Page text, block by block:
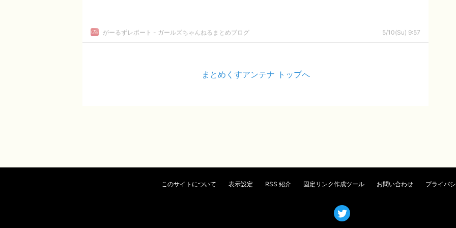
がーるずレポート - ガールズちゃんねるまとめブログ 5/10(Su) 9:57
まとめくすアンテナ トップへ
このサイトについて 表示設定 RSS 紹介 固定リンク作成ツール お問い合わせ プライバ